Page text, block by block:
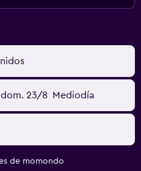
dom. 23/8 Mediodía
de momondo